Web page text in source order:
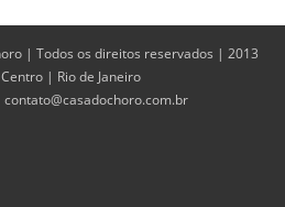
| Todos os direitos reservados | 2013
| Rio de Janeiro
contato@casadochoro.com.br